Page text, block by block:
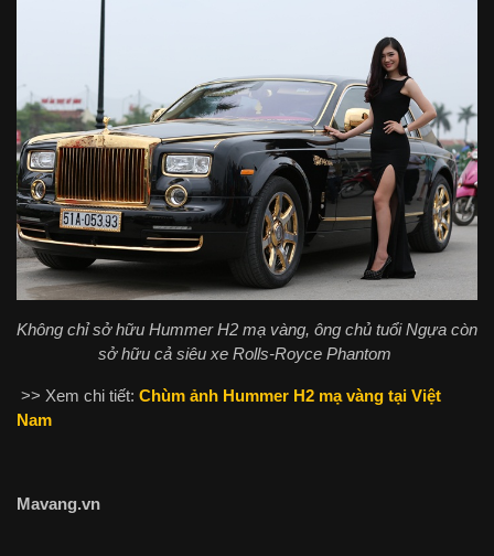
Không chỉ sở hữu Hummer H2 mạ vàng, ông chủ tuổi Ngựa còn
sở hữu cả siêu xe Rolls-Royce Phantom
>> Xem chi tiết: Chùm ảnh Hummer H2 mạ vàng tại Việt
Nam
Mavang.vn